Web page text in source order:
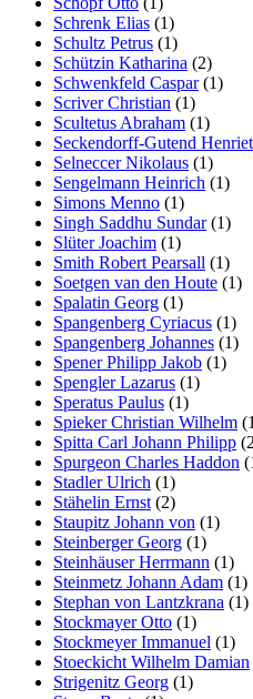
Schrenk Elias (1)
Schultz Petrus (1)
Schützin Katharina (2)
Schwenkfeld Caspar(1)
Scriver Christian (1)
Scultetus Abraham (1)
Seckendorff-Gutend
Selneccer Nikolaus (1)
Sengelmann Heinrich (1)
Simons Menno (1)
Singh Saddhu Sundar(1)
Slüter Joachim (1)
Smith Robert Pearsall (1)
Soetgen van den Houte (1)
Spalatin Georg (1)
Spangenberg Cyriacus (1)
Spangenberg Johannes (1)
Spener Philipp Jakob (1)
Spengler Lazarus (1)
Speratus Paulus (1)
Spieker Christian Wilhelm
Spitta Carl Johann Philipp
Spurgeon Charles Haddon
Stadler Ulrich (1)
Stähelin Ernst (2)
Staupitz Johann von (1)
Steinberger Georg (1)
Steinhäuser Herrmann (1)
Steinmetz Johann Adam (1)
Stephan von Lantzkrana (1)
Stockmayer Otto (1)
Stockmeyer Immanuel (1)
Stoeckicht Wilhelm Damian
Strigenitz Georg (1)